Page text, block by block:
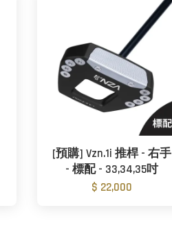
[預購] Vzn.1i 推桿 - 右手
- 標配 - 33,34,35吋
$ 22,000